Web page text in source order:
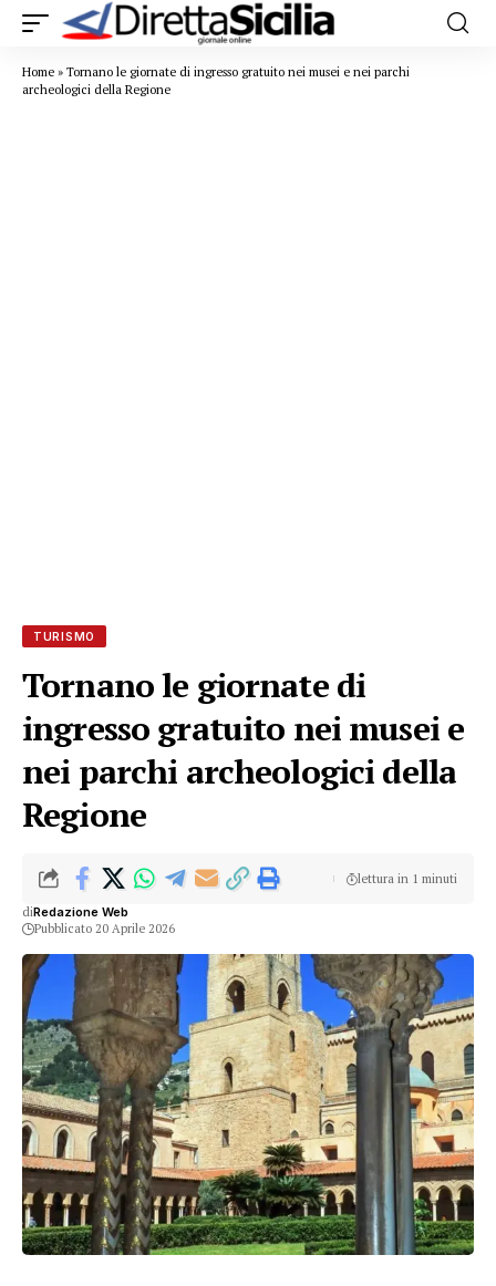
Home » Tornano le giornate di ingresso gratuito nei musei e nei parchi
archeologici della Regione
TURISMO
Tornano le giornate di
ingresso gratuito nei musei e
nei parchi archeologici della
Regione
diRedazione Web
Pubblicato 20 Aprile 2026
lettura in 1 minuti